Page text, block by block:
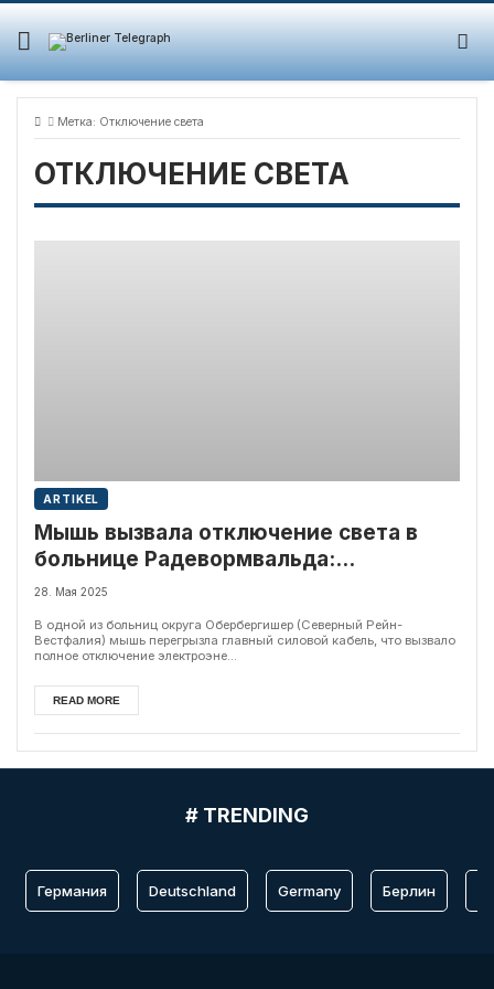
Skip
content
Метка: Отключение света
ОТКЛЮЧЕНИЕ СВЕТА
ARTIKEL
Мышь вызвала отключение света в
больнице Радевормвальда:
эвакуировано 89 пациентов
28. Мая 2025
В одной из больниц округа Обербергишер (Северный Рейн-
Вестфалия) мышь перегрызла главный силовой кабель, что вызвало
полное отключение электроэне...
READ MORE
# TRENDING
Германия Deutschland Germany Берлин